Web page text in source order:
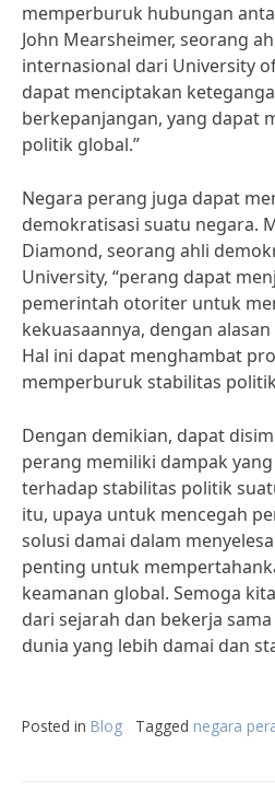
memperburuk hubungan
John Mearsheimer, seorang
internasional dari University
dapat menciptakan
berkepanjangan, yang dapat
politik global.”
Negara perang juga dapat
demokratisasi suatu negara.
Diamond, seorang ahli
University, “perang dapat
pemerintah otoriter untuk
kekuasaannya, dengan
Hal ini dapat menghambat
memperburuk stabilitas
Dengan demikian, dapat
perang memiliki dampak
terhadap stabilitas politik
itu, upaya untuk mencegah
solusi damai dalam
penting untuk
keamanan global. Semoga
dari sejarah dan bekerja
dunia yang lebih damai dan
Posted in Blog Tagged negara